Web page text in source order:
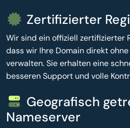
Zertifizierter
Wir sind ein offiziell zertifizierter
dass wir Ihre Domain direkt
verwalten. Sie erhalten eine
besseren Support und volle
Geografisch
Nameserver